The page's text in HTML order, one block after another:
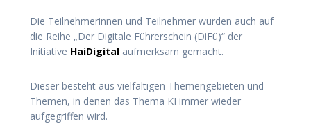
Die Teilnehmerinnen und Teilnehmer wurden auch auf
die Reihe „Der Digitale Führerschein (DiFü)“ der
Initiative HaiDigital aufmerksam gemacht.
Dieser besteht aus vielfältigen Themengebieten und
Themen, in denen das Thema KI immer wieder
aufgegriffen wird.